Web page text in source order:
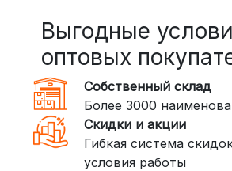
пунктов выдачи или
Сроки — от 2 дней,
350 рублей
DPD: Международная
доставки, которая
внутри России. Сроки
стоимость — от 400
Выгодные
оптовых
Собственный склад
Более 3000
Скидки и акции
Гибкая система
условия работы